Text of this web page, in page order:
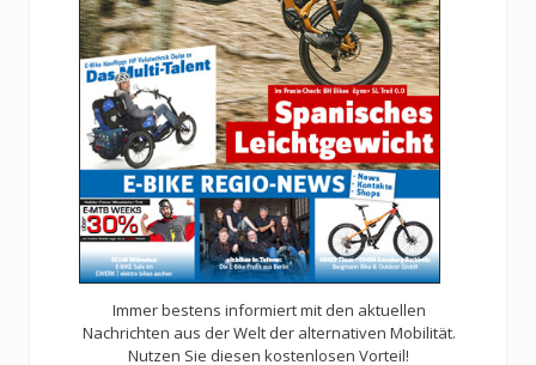
Immer bestens informiert mit den aktuellen
Nachrichten aus der Welt der alternativen Mobilität.
Nutzen Sie diesen kostenlosen Vorteil!